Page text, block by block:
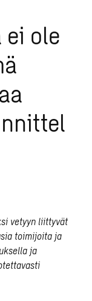
ole
vetyyn liittyvät
toimijoita ja
ja